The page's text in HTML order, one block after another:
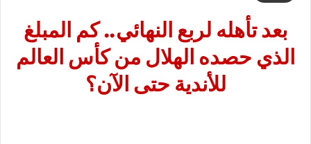
بعد تأهله لربع النهائي.. كم المبلغ
الذي حصده الهلال من كأس العالم
للأندية حتى الآن؟